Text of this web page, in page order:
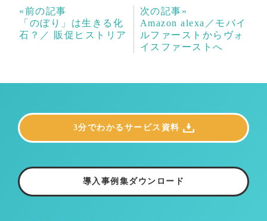
«前の記事
「のぼり」は生きる化
石？／ 販促ヒストリア
次の記事»
Amazon alexa／モバイ
ルファーストからヴォ
イスファーストへ
3分でわかるサービス資料
導入事例集ダウンロード